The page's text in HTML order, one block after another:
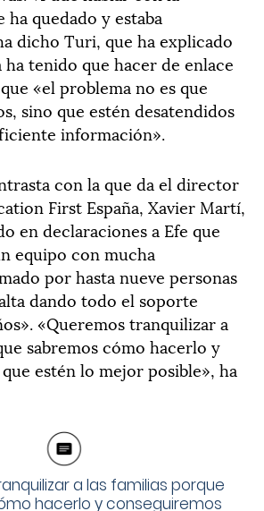
quedado y estaba
dicho Turi, que ha explicado
tenido que hacer de enlace
«el problema no es que
sino que estén desatendidos
información».
con la que da el director
First España, Xavier Martí,
en declaraciones a Efe que
equipo con mucha
por hasta nueve personas
dando todo el soporte
«Queremos tranquilizar a
sabremos cómo hacerlo y
estén lo mejor posible», ha
a las familias porque
hacerlo y conseguiremos